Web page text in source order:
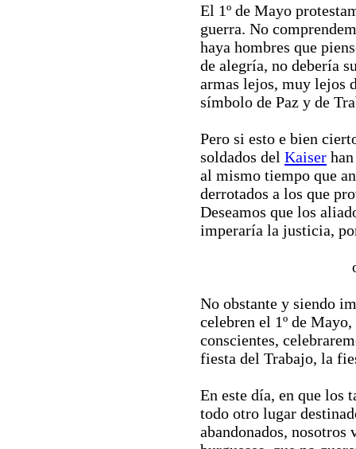
El 1º de Mayo
guerra. No
haya hombres que
de alegría, no debería
armas lejos, muy lejos
símbolo de Paz y de
Pero si esto e bien
soldados del Kaiser
al mismo tiempo que
derrotados a los que
Deseamos que los
imperaría la justicia,
No obstante y siendo
celebren el 1º de
conscientes,
fiesta del Trabajo, la
En este día, en que los
todo otro lugar
abandonados, nosotros